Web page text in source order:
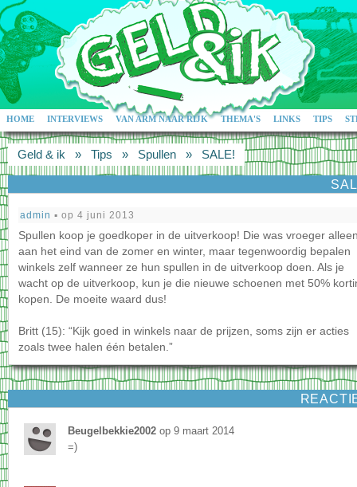
HOME INTERVIEWS VAN ARM NAAR RIJK THEMA'S LINKS TIPS
Geld & ik » Tips » Spullen » SALE!
admin ▪ op 4 juni 2013
Spullen koop je goedkoper in de uitverkoop! Die was vroeger
aan het eind van de zomer en winter, maar tegenwoordig bepalen
winkels zelf wanneer ze hun spullen in de uitverkoop doen. Als je
wacht op de uitverkoop, kun je die nieuwe schoenen met 50%
kopen. De moeite waard dus!
Britt (15): “Kijk goed in winkels naar de prijzen, soms zijn er acties
zoals twee halen één betalen.”
Beugelbekkie2002 op 9 maart 2014
=)